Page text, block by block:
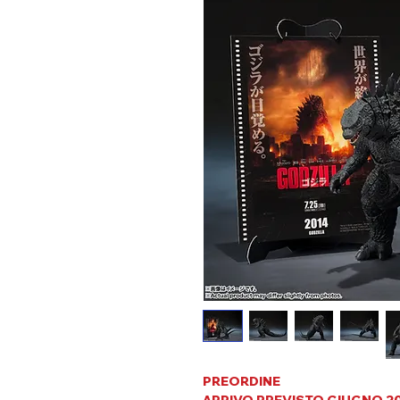
PREORDINE